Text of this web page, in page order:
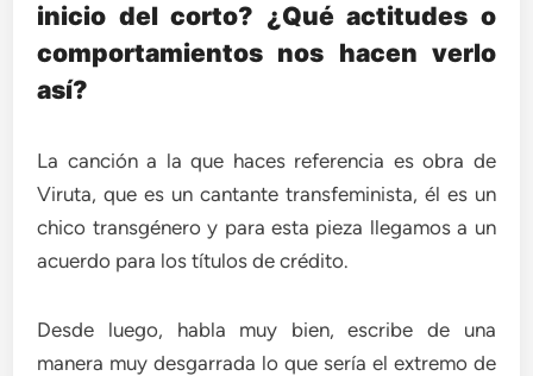
inicio del corto? ¿Qué actitudes o
comportamientos nos hacen verlo
así?
La canción a la que haces referencia es obra de
Viruta, que es un cantante transfeminista, él es un
chico transgénero y para esta pieza llegamos a un
acuerdo para los títulos de crédito.
Desde luego, habla muy bien, escribe de una
manera muy desgarrada lo que sería el extremo de